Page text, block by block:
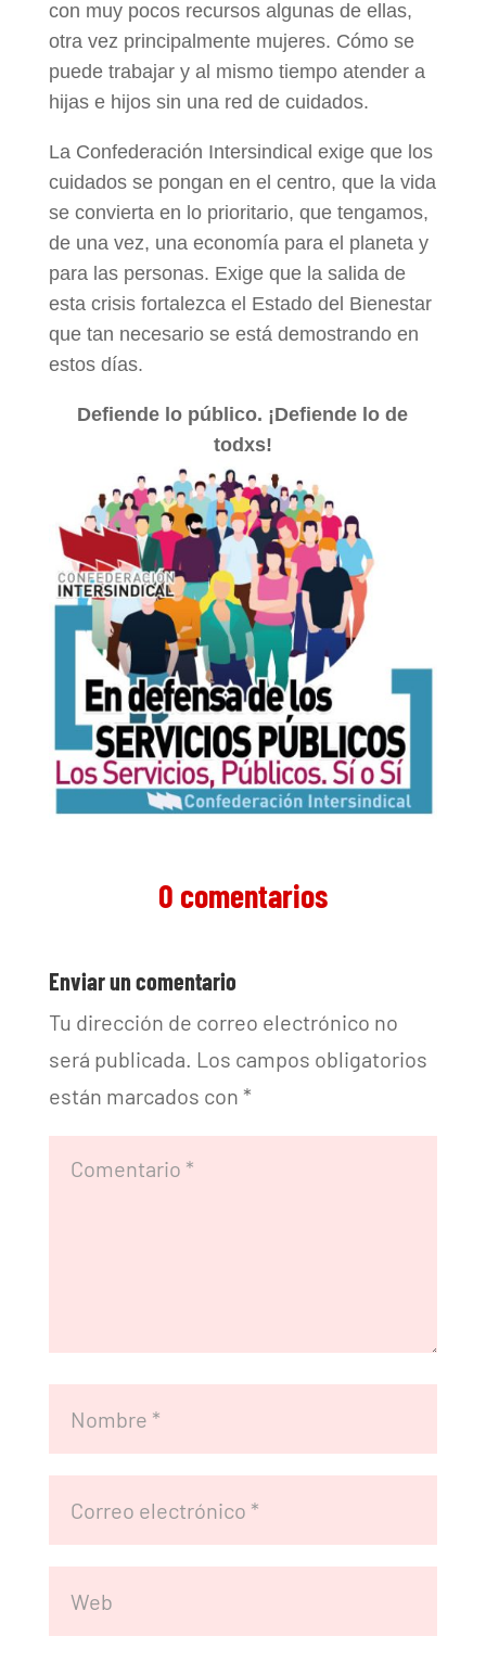
con muy pocos recursos algunas de ellas,
otra vez principalmente mujeres. Cómo se
puede trabajar y al mismo tiempo atender a
hijas e hijos sin una red de cuidados.
La Confederación Intersindical exige que los
cuidados se pongan en el centro, que la vida
se convierta en lo prioritario, que tengamos,
de una vez, una economía para el planeta y
para las personas. Exige que la salida de
esta crisis fortalezca el Estado del Bienestar
que tan necesario se está demostrando en
estos días.
Defiende lo público. ¡Defiende lo de
todxs!
0 comentarios
Enviar un comentario
Tu dirección de correo electrónico no
será publicada. Los campos obligatorios
están marcados con *